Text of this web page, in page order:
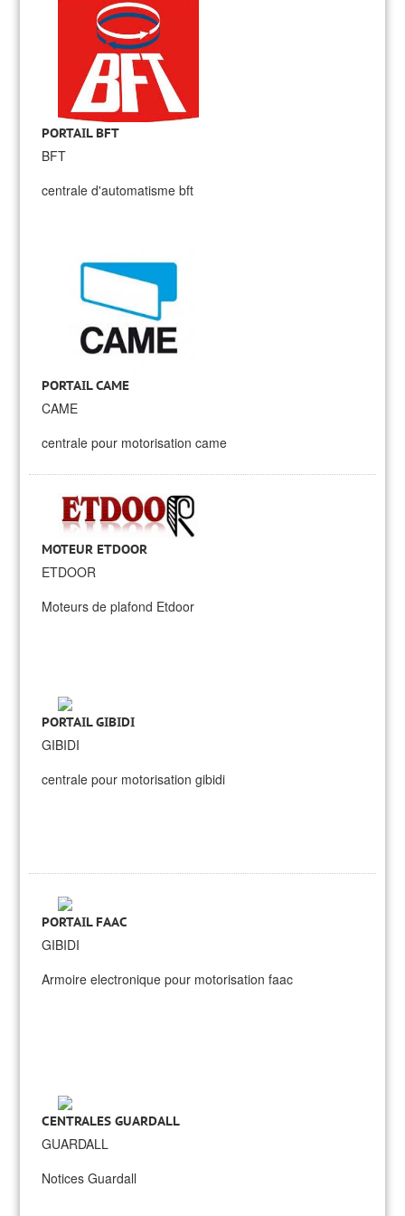
PORTAIL BFT
BFT
centrale d'automatisme bft
PORTAIL CAME
CAME
centrale pour motorisation came
MOTEUR ETDOOR
ETDOOR
Moteurs de plafond Etdoor
PORTAIL GIBIDI
GIBIDI
centrale pour motorisation gibidi
PORTAIL FAAC
GIBIDI
Armoire electronique pour motorisation faac
CENTRALES GUARDALL
GUARDALL
Notices Guardall